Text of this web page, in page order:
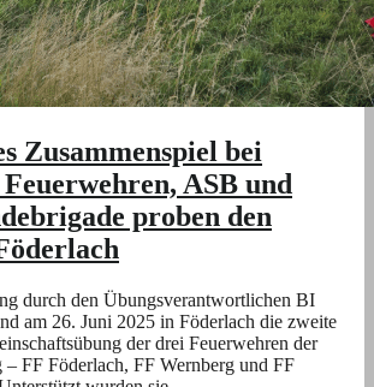
Zusammenspiel bei
ASB und
proben den
durch den Übungsverantwortlichen BI
am 26. Juni 2025 in Föderlach die zweite
der drei Feuerwehren der
– FF Föderlach, FF Wernberg und FF